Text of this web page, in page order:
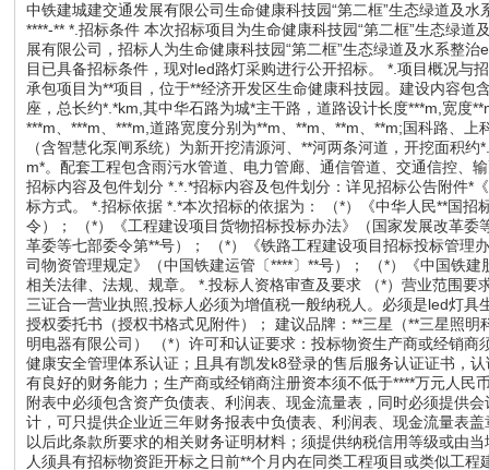
中铁建城建交通发展有限公司生命健康科技园“第二框”生态绿道及
****-** *.招标条件 本次招标项目为生命健康科技园“第二框”生态绿
展有限公司，招标人为生命健康科技园“第二框”生态绿道及水系整
目已具备招标条件，现对led路灯采购进行公开招标。 *.项目概况与
承包项目为**项目，位于**经济开发区生命健康科技园。建设内容
座，总长约*.*km,其中华石路为城*主干路，道路设计长度***m,宽度
***m、***m、***m,道路宽度分别为**m、**m、**m、**m;国科路、
（含智慧化泵闸系统）为新开挖清源河、**河两条河道，开挖面积
m*。配套工程包含雨污水管道、电力管廊、通信管道、交通信控、
招标内容及包件划分 *.*.*招标内容及包件划分：详见招标公告附件*
标方式。 *.招标依据 *.*本次招标的依据为： （*）《中华人民**国
令）； （*）《工程建设项目货物招标投标办法》（国家发展改革
革委等七部委令第**号）； （*）《铁路工程建设项目招标投标管理
司物资管理规定》（中国铁建运管〔****〕**号）； （*）《中国铁
相关法律、法规、规章。 *.投标人资格审查及要求 （*）营业范围
三证合一营业执照,投标人必须为增值税一般纳税人。必须是led灯
授权委托书（授权书格式见附件）； 建议品牌：**三星（**三星照
明电器有限公司） （*）许可和认证要求：投标物资生产商或经销
健康安全管理体系认证；且具有凯发k8登录的售后服务认证证书，
有良好的财务能力；生产商或经销商注册资本须不低于****万元人民
附表中必须包含资产负债表、利润表、现金流量表，同时必须提供
计，可只提供企业近三年财务报表中负债表、利润表、现金流量表
以后此条款所要求的相关财务证明材料；须提供纳税信用等级或由
人须具有招标物资距开标之日前**个月内在同类工程项目或类似工